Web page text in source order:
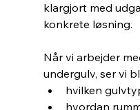
klargjort med
konkrete løsning.
Når vi arbejder
undergulv, ser vi
hvilken
hvordan